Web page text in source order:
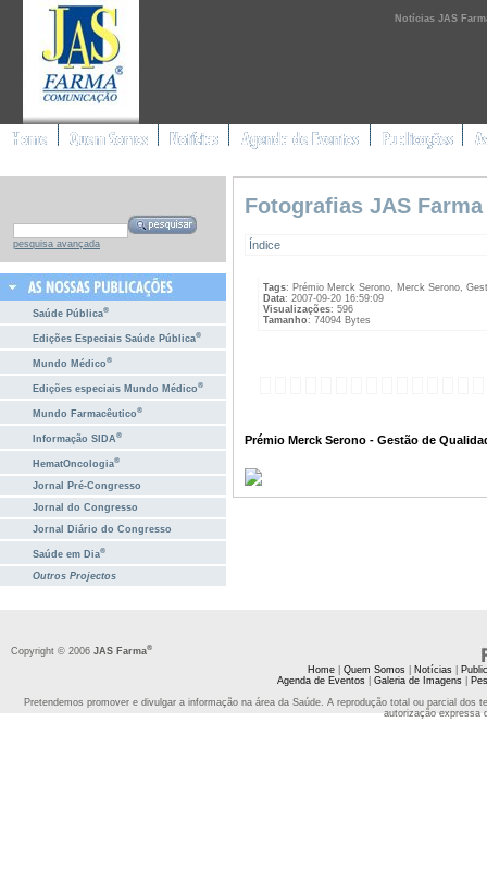
Notícias JAS
pesquisa avançada
Saúde Pública®
Edições Especiais Saúde Pública®
Mundo Médico®
Edições especiais Mundo Médico®
Mundo Farmacêutico®
Informação SIDA®
HematOncologia®
Jornal Pré-Congresso
Jornal do Congresso
Jornal Diário do Congresso
Saúde em Dia®
Outros Projectos
Fotografias JAS
Índice
Tags: Prémio Merck Serono, Merck Serono,
Data: 2007-09-20 16:59:09
Visualizações: 596
Tamanho: 74094 Bytes
Prémio Merck Serono - Gestão de
Copyright © 2006 JAS Farma®
Home| Quem Somos| Notícias|
Agenda de Eventos| Galeria de Imagens|
Pretendemos promover e divulgar a informação na área da Saúde. A reprodução total ou parcial
autorização expressa